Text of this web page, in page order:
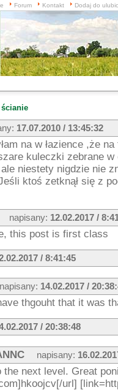
Forum Kontakt Dodaj do
17.07.2010 / 13:45:32
na w łazience ,że
kuleczki zebrane
niestety nigdzie nie
ktoś zetknął się z
napisany: 12.02.2017 /
this post is first class
/ 8:41:45
napisany: 14.02.2017 /
thgouht that it was
/ 20:38:48
napisany:
the next level. Great
url]